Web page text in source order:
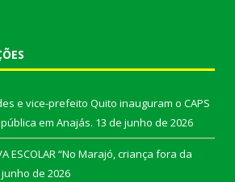
e vice-prefeito Quito inauguram o CAPS
em Anajás. 13 de junho de 2026
ESCOLAR “No Marajó, criança fora da
de 2026